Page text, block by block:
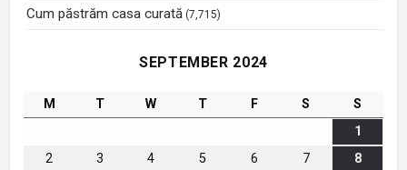
Cum păstrăm casa curată (7,715)
SEPTEMBER 2024
M T W T F S
S
1
2
3 4 5 6 7
8